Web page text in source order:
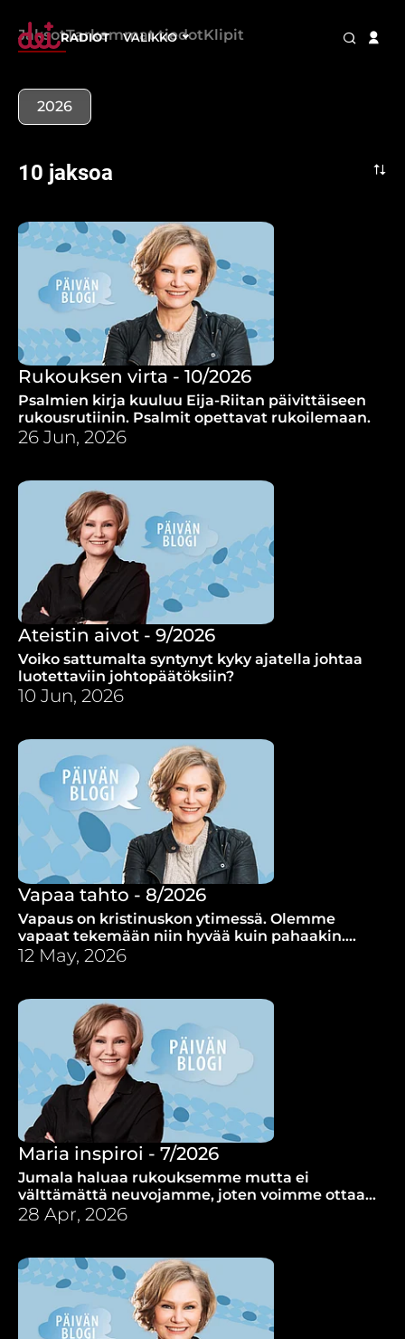
RADIOT VALIKKO
JaksotTarkemmat tiedotKlipit
2026
10 jaksoa
Rukouksen virta - 10/2026
Psalmien kirja kuuluu Eija-Riitan päivittäiseen
rukousrutiinin. Psalmit opettavat rukoilemaan.
26 Jun, 2026
Ateistin aivot - 9/2026
Voiko sattumalta syntynyt kyky ajatella johtaa
luotettaviin johtopäätöksiin?
10 Jun, 2026
Vapaa tahto - 8/2026
Vapaus on kristinuskon ytimessä. Olemme
vapaat tekemään niin hyvää kuin pahaakin.
Kuitenkin vapauden rinnalla kulkee myös
vastuu.
12 May, 2026
Maria inspiroi - 7/2026
Jumala haluaa rukouksemme mutta ei
välttämättä neuvojamme, joten voimme ottaa
inspiraatiota Mariasta, joka rukoili pelkistetysti.
28 Apr, 2026